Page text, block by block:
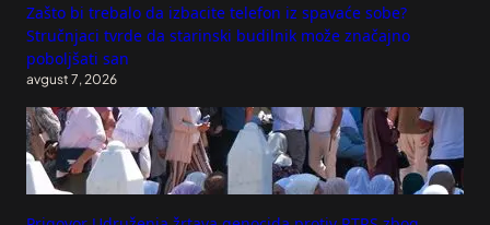
Zašto bi trebalo da izbacite telefon iz spavaće sobe?
Stručnjaci tvrde da starinski budilnik može značajno
poboljšati san
avgust 7, 2026